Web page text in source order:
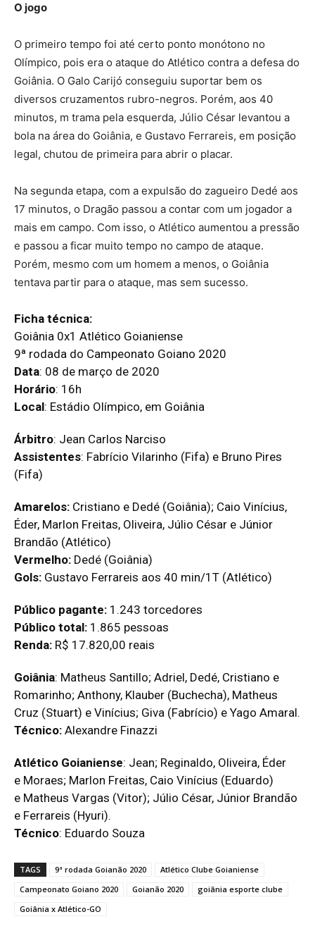
O jogo
O primeiro tempo foi até certo ponto monótono no
Olímpico, pois era o ataque do Atlético contra a defesa do
Goiânia. O Galo Carijó conseguiu suportar bem os
diversos cruzamentos rubro-negros. Porém, aos 40
minutos, m trama pela esquerda, Júlio César levantou a
bola na área do Goiânia, e Gustavo Ferrareis, em posição
legal, chutou de primeira para abrir o placar.
Na segunda etapa, com a expulsão do zagueiro Dedé aos
17 minutos, o Dragão passou a contar com um jogador a
mais em campo. Com isso, o Atlético aumentou a pressão
e passou a ficar muito tempo no campo de ataque.
Porém, mesmo com um homem a menos, o Goiânia
tentava partir para o ataque, mas sem sucesso.
Ficha técnica:
Goiânia 0x1 Atlético Goianiense
9ª rodada do Campeonato Goiano 2020
Data: 08 de março de 2020
Horário: 16h
Local: Estádio Olímpico, em Goiânia
Árbitro: Jean Carlos Narciso
Assistentes: Fabrício Vilarinho (Fifa) e Bruno Pires
(Fifa)
Amarelos: Cristiano e Dedé (Goiânia); Caio Vinícius,
Éder, Marlon Freitas, Oliveira, Júlio César e Júnior
Brandão (Atlético)
Vermelho: Dedé (Goiânia)
Gols: Gustavo Ferrareis aos 40 min/1T (Atlético)
Público pagante: 1.243 torcedores
Público total: 1.865 pessoas
Renda: R$ 17.820,00 reais
Goiânia: Matheus Santillo; Adriel, Dedé, Cristiano e
Romarinho; Anthony, Klauber (Buchecha), Matheus
Cruz (Stuart) e Vinícius; Giva (Fabrício) e Yago Amaral.
Técnico: Alexandre Finazzi
Atlético Goianiense: Jean; Reginaldo, Oliveira, Éder
e Moraes; Marlon Freitas, Caio Vinícius (Eduardo)
e Matheus Vargas (Vitor); Júlio César, Júnior Brandão
e Ferrareis (Hyuri).
Técnico: Eduardo Souza
TAGS 9ª rodada Goianão 2020
Atlético Clube Goianiense
Campeonato Goiano 2020
Goianão 2020
goiânia esporte clube
Goiânia x Atlético-GO